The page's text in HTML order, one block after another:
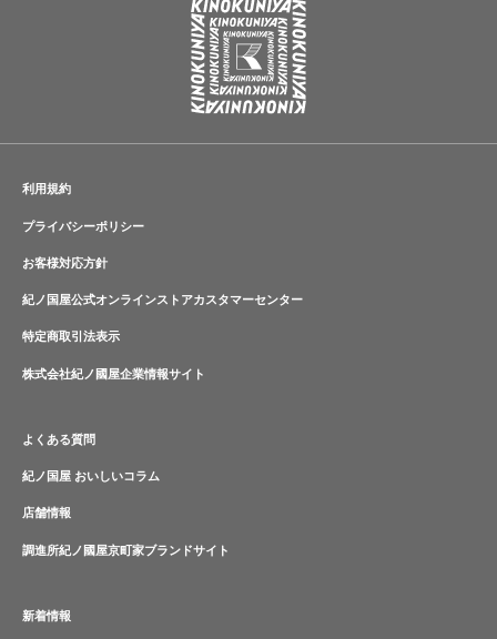
利用規約
プライバシーポリシー
お客様対応方針
紀ノ国屋公式オンラインストアカスタマーセンター
特定商取引法表示
株式会社紀ノ國屋企業情報サイト
よくある質問
紀ノ国屋 おいしいコラム
店舗情報
調進所紀ノ國屋京町家ブランドサイト
新着情報